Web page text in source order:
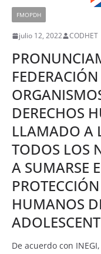
FMOPDH
julio 12, 2022 CODHET
DERECHOS
LLAMADO A
TODOS LOS
A SUMARSE
HUMANOS
De acuerdo con